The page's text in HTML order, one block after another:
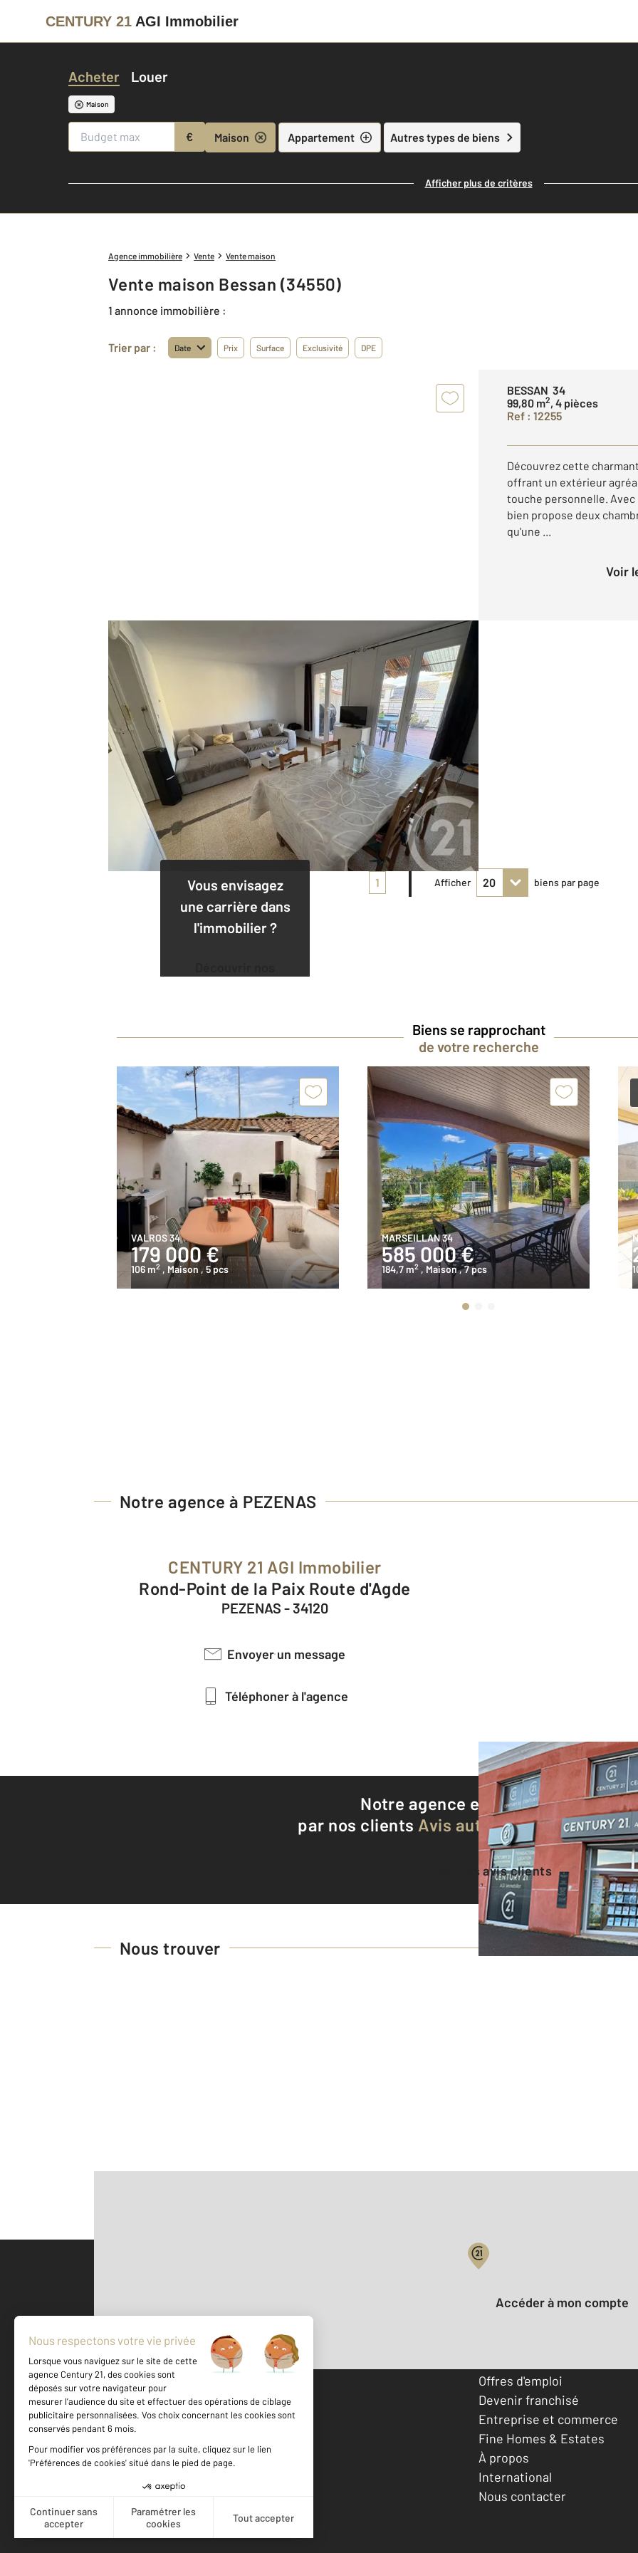
CENTURY 21 AGI Immobilier
Acheter Louer
Maison
€ Maison Appartement Autres types de biens
Afficher plus de critères
Agence immobilière Vente Vente maison
Vente maison Bessan (34550)
1 annonce immobilière :
Trier par : Date Prix Surface Exclusivité DPE
BESSAN 34
99,80 m2, 4 pièces
Ref : 12255
Découvrez cette
offrant un extérieur
touche personnelle. Avec
bien propose deux
qu'une ...
Voir
Vous envisagez
une carrière dans
l'immobilier ?
1 Afficher biens par page
Biens se rapprochant
de votre recherche
VALROS 34
179 000 €
106 m2 , Maison , 5 pcs
MARSEILLAN 34
585 000 €
184,7 m2 , Maison, 7 pcs
Notre agence à PEZENAS
CENTURY 21 AGI Immobilier
Rond-Point de la Paix Route d'Agde
PEZENAS - 34120
Envoyer un message
Téléphoner à l'agence
Notre agence est notée9,0/10
par nos clients Avis authentifiés par
Voir tous les avis clients
Nous trouver
500 m ©Mappy
Votre compte :
Accéder à mon compte
Votre agence est notée
Achat
Location
Offres d'emploi
Devenir franchisé
Entreprise et commerce
Fine Homes & Estates
À propos
International
Nous contacter